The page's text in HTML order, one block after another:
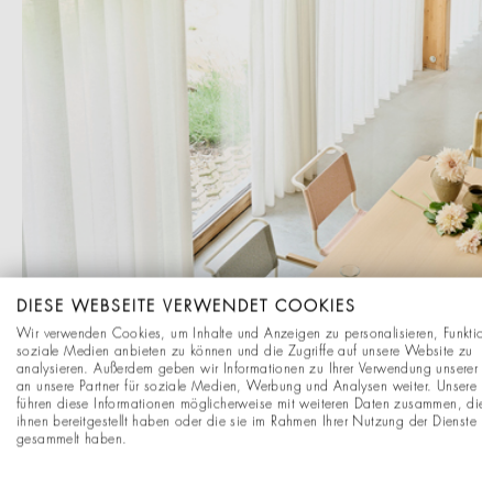
DIESE WEBSEITE VERWENDET COOKIES
Wir verwenden Cookies, um Inhalte und Anzeigen zu personalisieren,
soziale Medien anbieten zu können und die Zugriffe auf unsere Website zu
analysieren. Außerdem geben wir Informationen zu Ihrer Verwendung
an unsere Partner für soziale Medien, Werbung und Analysen weiter. Unsere
führen diese Informationen möglicherweise mit weiteren Daten zusammen,
ihnen bereitgestellt haben oder die sie im Rahmen Ihrer Nutzung der Dienste
gesammelt haben.